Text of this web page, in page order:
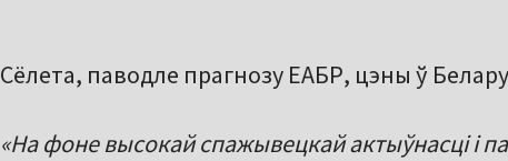
Сёлета, паводле прагнозу ЕАБР, цэны ў
«На фоне высокай спажывецкай актыўнасці і